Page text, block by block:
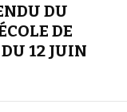
DU
DE
12 JUIN